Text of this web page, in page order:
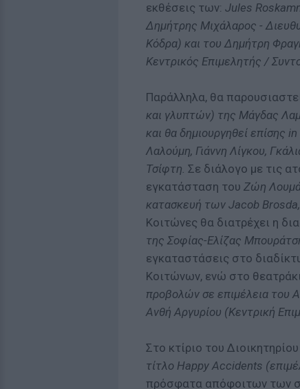
εκθέσεις των: Jules
Δημήτρης Μιχάλαρος -
Κόδρα) και του Δημήτρη
Κεντρικός Επιμελητής /
Παράλληλα, θα
και γλυπτών) της Μάγδας
και θα δημιουργηθεί επίσης
Λαλούμη, Γιάννη Λίγκου,
Τσίφτη. Σε διάλογο με τις
εγκατάσταση του Ζώη
κατασκευή των Jacob
Κοιτώνες θα διατρέχει η
της Σοφίας-Ελίζας
εγκαταστάσεις στο
Κοιτώνων, ενώ στο
προβολών σε επιμέλεια του
Ανθή Αργυρίου (Κεντρική
Στο κτίριο του
τίτλο Happy Accidents
πρόσφατα απόφοιτων των